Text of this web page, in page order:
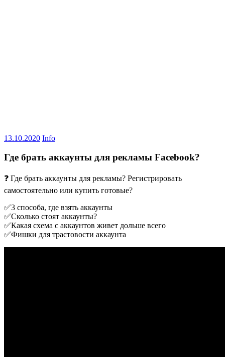
13.10.2020 Info
Где брать аккаунты для рекламы Facebook?
❓ Где брать аккаунты для рекламы? Регистрировать
самостоятельно или купить готовые?
✅3 способа, где взять аккаунты
✅Сколько стоят аккаунты?
✅Какая схема с аккаунтов живет дольше всего
✅Фишки для трастовости аккаунта